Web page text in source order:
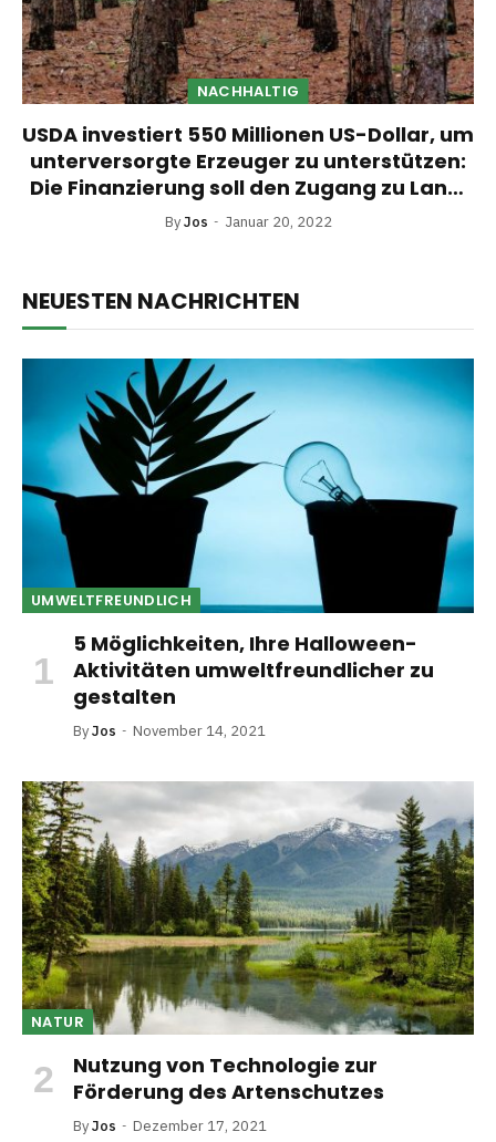
NACHHALTIG
USDA investiert 550 Millionen US-Dollar, um
unterversorgte Erzeuger zu unterstützen:
Die Finanzierung soll den Zugang zu Land,
Kapital und Märkten verbessern und die
By Jos Januar 20, 2022
NEUESTEN NACHRICHTEN
UMWELTFREUNDLICH
5 Möglichkeiten, Ihre Halloween-
Aktivitäten umweltfreundlicher zu
gestalten
ByJos November 14, 2021
NATUR
Nutzung von Technologie zur
Förderung des Artenschutzes
ByJos Dezember 17, 2021